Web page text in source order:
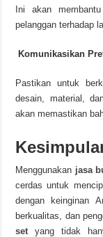
Ini akan
pelanggan terhadap
Komunikasikan
Pastikan untuk
desain, material,
akan memastikan
Menggunakan jasa
cerdas untuk
dengan keinginan
berkualitas, dan
setyang tidak